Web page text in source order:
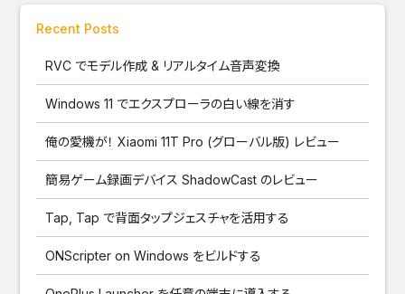
Recent Posts
RVC でモデル作成 & リアルタイム音声変換
Windows 11 でエクスプローラの白い線を消す
俺の愛機が！ Xiaomi 11T Pro (グローバル版) レビュー
簡易ゲーム録画デバイス ShadowCast のレビュー
Tap, Tap で背面タップジェスチャを活用する
ONScripter on Windows をビルドする